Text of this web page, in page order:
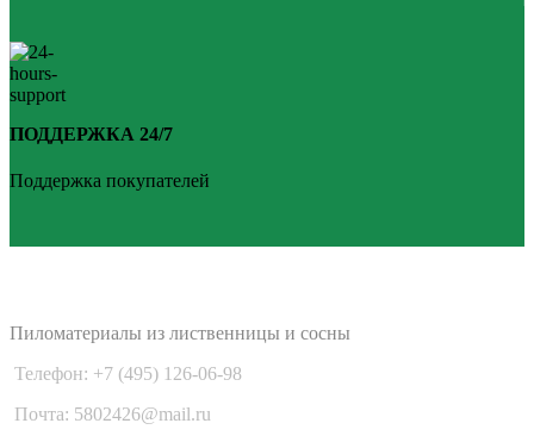
ПОДДЕРЖКА 24/7
Поддержка покупателей
Пиломатериалы из лиственницы и сосны
Телефон: +7 (495) 126-06-98
Почта: 5802426@mail.ru